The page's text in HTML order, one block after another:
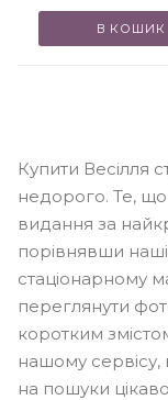
В КОШИК
Купити Весілля
недорого. Те,
видання за
порівнявши
стаціонарному
переглянути
коротким
нашому
на пошуки